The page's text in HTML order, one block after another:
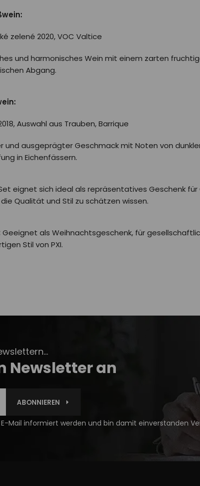
zelené 2020, VOC Valtice
und harmonisches Wein mit einem zarten
Abgang.
Auswahl aus Trauben, Barrique
und ausgeprägter Geschmack mit Noten von
in Eichenfässern.
eignet sich ideal als repräsentatives Geschenk
die Qualität und Stil zu schätzen wissen.
Geeignet als Weihnachtsgeschenk, für
Stil von PXI.
Newsletter an
ABONNIEREN
Mail informiert werden und bin damit einverstanden